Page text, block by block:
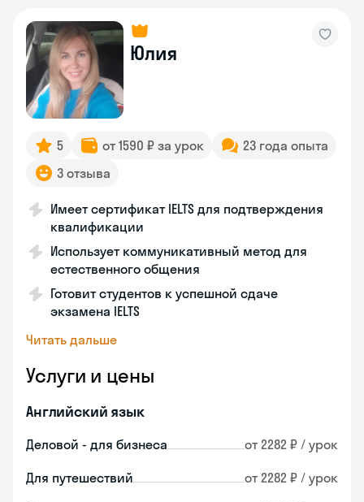
Юлия
5 от 1590 ₽ за урок
23 года опыта
3 отзыва
Имеет сертификат IELTS для подтверждения
квалификации
Использует коммуникативный метод для
естественного общения
Готовит студентов к успешной сдаче
экзамена IELTS
Читать дальше
Услуги и цены
Английский язык
Деловой - для бизнеса от 2282 ₽ / урок
Для путешествий от 2282 ₽ / урок